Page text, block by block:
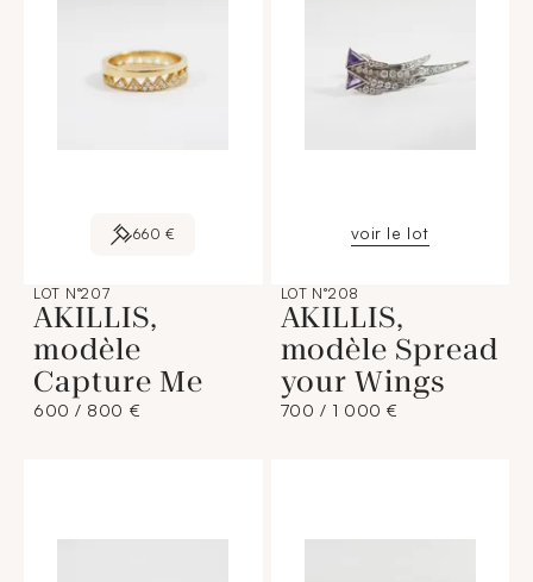
660 €
LOT N°207
AKILLIS,
modèle
Capture Me
600 / 800 €
voir le lot
LOT N°208
AKILLIS,
modèle Spread
your Wings
700 / 1 000 €